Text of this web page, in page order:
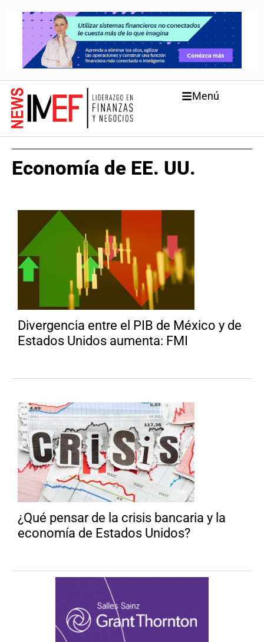
Menú
Economía de EE. UU.
Divergencia entre el PIB de México y de
Estados Unidos aumenta: FMI
¿Qué pensar de la crisis bancaria y la
economía de Estados Unidos?